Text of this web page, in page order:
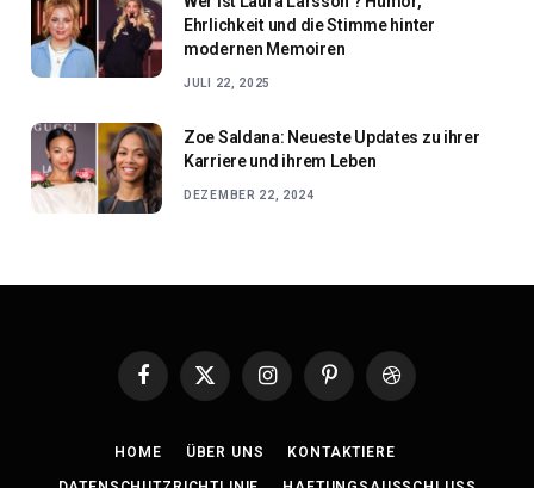
Ehrlichkeit und die Stimme hinter
modernen Memoiren
JULI 22, 2025
Zoe Saldana: Neueste Updates zu ihrer
Karriere und ihrem Leben
DEZEMBER 22, 2024
Facebook
X
InstagramPinterestDribbble
HOME ÜBER UNS KONTAKTIERE